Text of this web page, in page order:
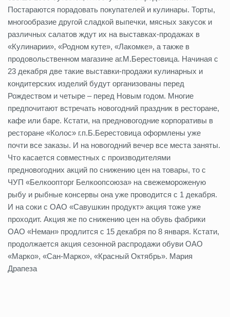
Постараются порадовать покупателей и кулинары. Торты,
многообразие другой сладкой выпечки, мясных закусок и
различных салатов ждут их на выставках-продажах в
«Кулинарии», «Родном куте», «Лакомке», а также в
продовольственном магазине аг.М.Берестовица. Начиная с
23 декабря две такие выставки-продажи кулинарных и
кондитерских изделий будут организованы перед
Рождеством и четыре – перед Новым годом. Многие
предпочитают встречать новогодний праздник в ресторане,
кафе или баре. Кстати, на предновогодние корпоративы в
ресторане «Колос» г.п.Б.Берестовица оформлены уже
почти все заказы. И на новогодний вечер все места заняты.
Что касается совместных с производителями
предновогодних акций по снижению цен на товары, то с
ЧУП «Белкоопторг Белкоопсоюза» на свежемороженую
рыбу и рыбные консервы она уже проводится с 1 декабря.
И на соки с ОАО «Савушкин продукт» акция тоже уже
проходит. Акция же по снижению цен на обувь фабрики
ОАО «Неман» продлится с 15 декабря по 8 января. Кстати,
продолжается акция сезонной распродажи обуви ОАО
«Марко», «Сан-Марко», «Красный Октябрь». Мария
Драпеза